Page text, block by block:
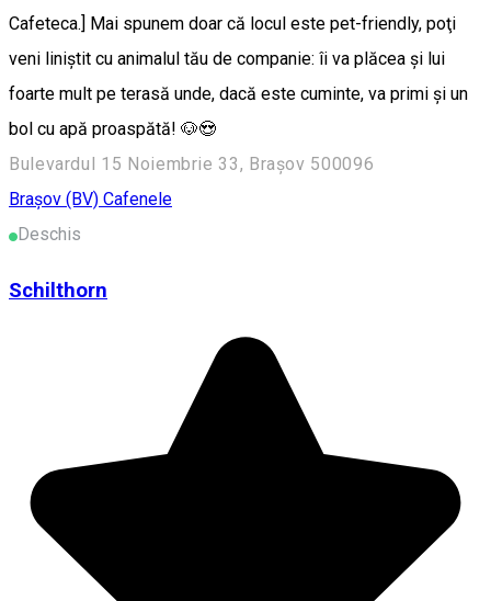
Cafeteca.] Mai spunem doar că locul este pet-friendly, poţi
veni liniştit cu animalul tău de companie: îi va plăcea şi lui
foarte mult pe terasă unde, dacă este cuminte, va primi şi un
bol cu apă proaspătă! 🐶😍
Bulevardul 15 Noiembrie 33, Brașov 500096
Braşov (BV) Cafenele
Deschis
Schilthorn